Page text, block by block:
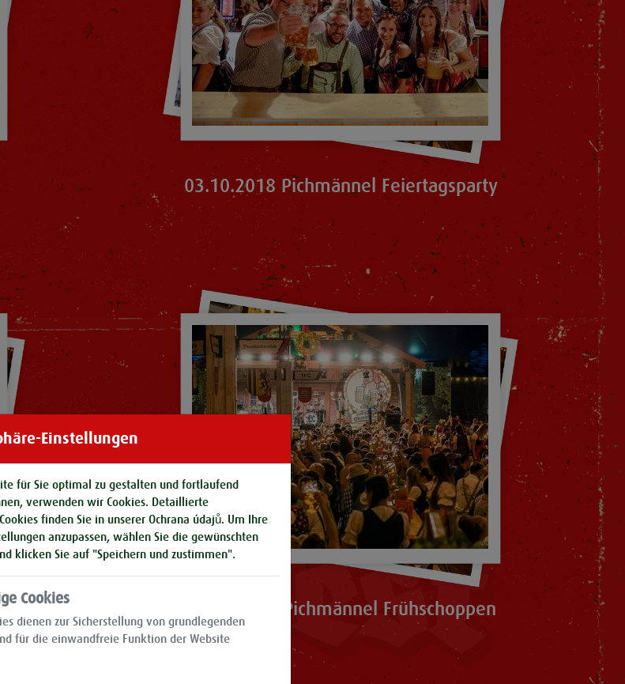
Einstellungen
für Sie optimal zu gestalten und fortlaufend
verwenden wir Cookies. Detaillierte
finden Sie in unserer Ochrana údajů. Um Ihre
anzupassen, wählen Sie die gewünschten
klicken Sie auf "Speichern und zustimmen".
Cookies
dienen zur Sicherstellung von grundlegenden
für die einwandfreie Funktion der Website
03.10.2018 Pichmännel Feiertagsparty
30.09.2018 Pichmännel Frühschoppen